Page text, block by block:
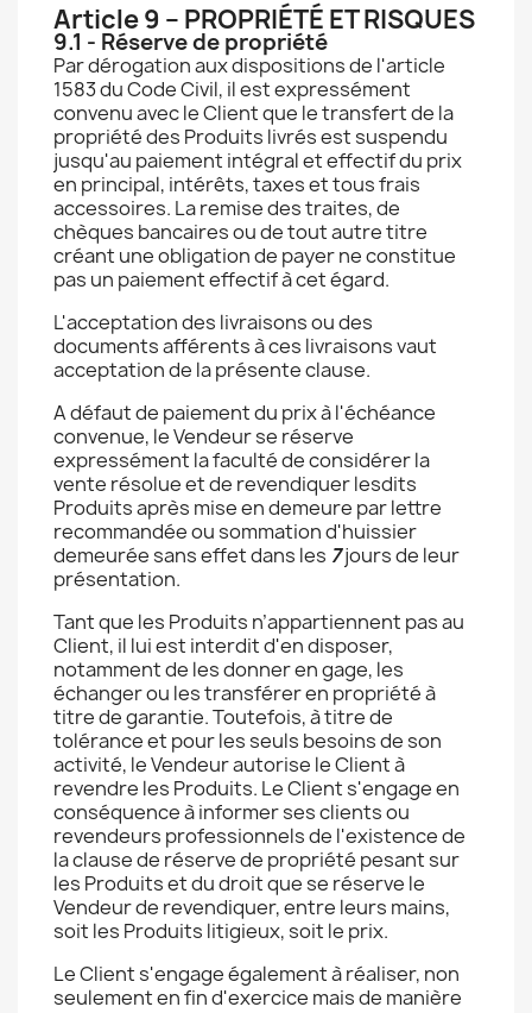
Article 9 – PROPRIÉTÉ ET RISQUES
9.1 - Réserve de propriété
Par dérogation aux dispositions de l'article
1583 du Code Civil, il est expressément
convenu avec le Client que le transfert de la
propriété des Produits livrés est suspendu
jusqu'au paiement intégral et effectif du prix
en principal, intérêts, taxes et tous frais
accessoires. La remise des traites, de
chèques bancaires ou de tout autre titre
créant une obligation de payer ne constitue
pas un paiement effectif à cet égard.
L'acceptation des livraisons ou des
documents afférents à ces livraisons vaut
acceptation de la présente clause.
A défaut de paiement du prix à l'échéance
convenue, le Vendeur se réserve
expressément la faculté de considérer la
vente résolue et de revendiquer lesdits
Produits après mise en demeure par lettre
recommandée ou sommation d'huissier
demeurée sans effet dans les 7jours de leur
présentation.
Tant que les Produits n’appartiennent pas au
Client, il lui est interdit d'en disposer,
notamment de les donner en gage, les
échanger ou les transférer en propriété à
titre de garantie. Toutefois, à titre de
tolérance et pour les seuls besoins de son
activité, le Vendeur autorise le Client à
revendre les Produits. Le Client s'engage en
conséquence à informer ses clients ou
revendeurs professionnels de l'existence de
la clause de réserve de propriété pesant sur
les Produits et du droit que se réserve le
Vendeur de revendiquer, entre leurs mains,
soit les Produits litigieux, soit le prix.
Le Client s'engage également à réaliser, non
seulement en fin d'exercice mais de manière